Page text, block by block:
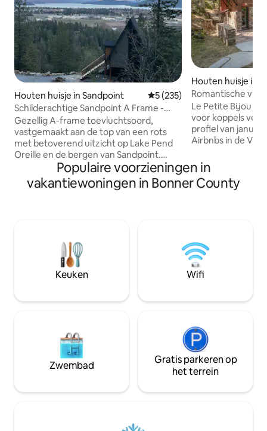
Houten huisje in Sandpoint Gemiddelde beoordeling
5 (235)
Schilderachtige Sandpoint A Frame -
Dicht bij Schweitzer
Gezellig A-frame toevluchtsoord,
vastgemaakt aan de top van een rots
met betoverend uitzicht op Lake Pend
Oreille en de bergen van Sandpoint.
Slechts 4 mijl van het centrum en vijf
minuten rijden naar de Schweitzer-
shuttle. Deze intieme studio met een
met een verwarmde toiletbril en bidet.
Geniet van andere moderne
voorzieningen zoals high speed wifi en
airconditioning. Eind van de weg privacy.
Houten huisje in
Romantische
privé aan het
Le Petite Bijou is
voor koppels
profiel van januari
Airbnbs in de VS Het huisje biedt uitzicht
Oreille/
en ingericht met
Aan het meer.
tientallen
organiseren, die
weigeren.
Populaire voorzieningen in
vakantiewoningen in Bonner County
Keuken Wifi
Zwembad
Gratis parkeren op
het terrein